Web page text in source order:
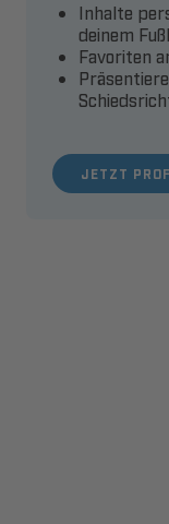
JETZT
Inhalte
deinem
Favoriten